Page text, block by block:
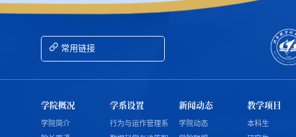
常用链接
学院概况
学院简介
学系设置
行为与运作管理系
新闻动态
学院动态
教学项目
本科生